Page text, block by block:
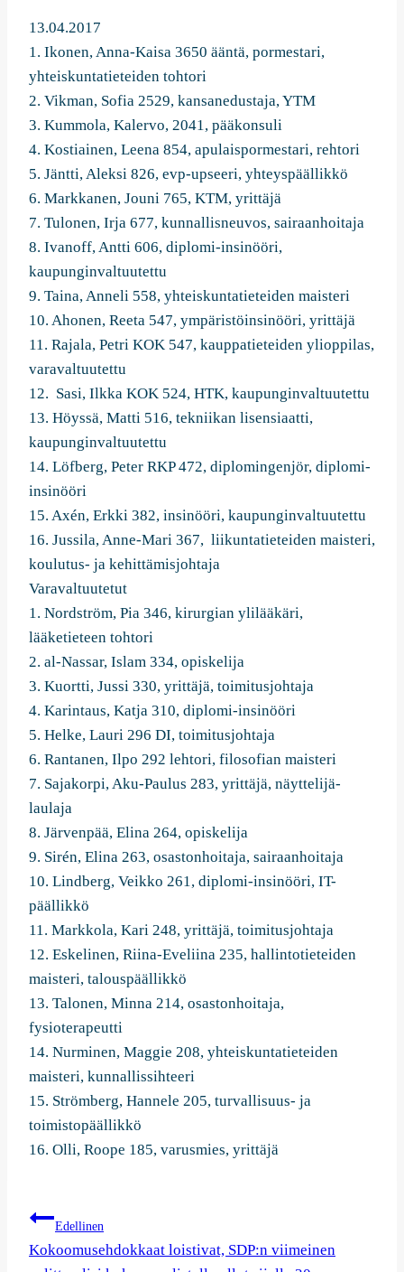
13.04.2017
1. Ikonen, Anna-Kaisa 3650 ääntä, pormestari,
yhteiskuntatieteiden tohtori
2. Vikman, Sofia 2529, kansanedustaja, YTM
3. Kummola, Kalervo, 2041, pääkonsuli
4. Kostiainen, Leena 854, apulaispormestari, rehtori
5. Jäntti, Aleksi 826, evp-upseeri, yhteyspäällikkö
6. Markkanen, Jouni 765, KTM, yrittäjä
7. Tulonen, Irja 677, kunnallisneuvos, sairaanhoitaja
8. Ivanoff, Antti 606, diplomi-insinööri,
kaupunginvaltuutettu
9. Taina, Anneli 558, yhteiskuntatieteiden maisteri
10. Ahonen, Reeta 547, ympäristöinsinööri, yrittäjä
11. Rajala, Petri KOK 547, kauppatieteiden ylioppilas,
varavaltuutettu
12. Sasi, Ilkka KOK 524, HTK, kaupunginvaltuutettu
13. Höyssä, Matti 516, tekniikan lisensiaatti,
kaupunginvaltuutettu
14. Löfberg, Peter RKP 472, diplomingenjör, diplomi-
insinööri
15. Axén, Erkki 382, insinööri, kaupunginvaltuutettu
16. Jussila, Anne-Mari 367, liikuntatieteiden maisteri,
koulutus- ja kehittämisjohtaja
Varavaltuutetut
1. Nordström, Pia 346, kirurgian ylilääkäri,
lääketieteen tohtori
2. al-Nassar, Islam 334, opiskelija
3. Kuortti, Jussi 330, yrittäjä, toimitusjohtaja
4. Karintaus, Katja 310, diplomi-insinööri
5. Helke, Lauri 296 DI, toimitusjohtaja
6. Rantanen, Ilpo 292 lehtori, filosofian maisteri
7. Sajakorpi, Aku-Paulus 283, yrittäjä, näyttelijä-
laulaja
8. Järvenpää, Elina 264, opiskelija
9. Sirén, Elina 263, osastonhoitaja, sairaanhoitaja
10. Lindberg, Veikko 261, diplomi-insinööri, IT-
päällikkö
11. Markkola, Kari 248, yrittäjä, toimitusjohtaja
12. Eskelinen, Riina-Eveliina 235, hallintotieteiden
maisteri, talouspäällikkö
13. Talonen, Minna 214, osastonhoitaja,
fysioterapeutti
14. Nurminen, Maggie 208, yhteiskuntatieteiden
maisteri, kunnallissihteeri
15. Strömberg, Hannele 205, turvallisuus- ja
toimistopäällikkö
16. Olli, Roope 185, varusmies, yrittäjä
Artikkelien
selaus
Edellinen
Kokoomusehdokkaat loistivat, SDP:n viimeinen